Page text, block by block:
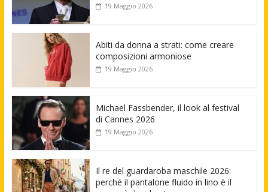
19 Maggio 2026
Abiti da donna a strati: come creare
composizioni armoniose
19 Maggio 2026
Michael Fassbender, il look al festival
di Cannes 2026
19 Maggio 2026
Il re del guardaroba maschile 2026:
perché il pantalone fluido in lino è il